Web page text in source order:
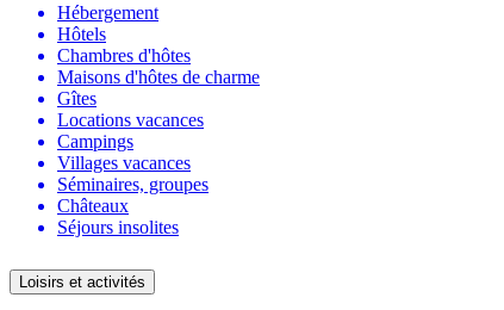
Hébergement
Hôtels
Chambres d'hôtes
Maisons d'hôtes de charme
Gîtes
Locations vacances
Campings
Villages vacances
Séminaires, groupes
Châteaux
Séjours insolites
Loisirs et activités